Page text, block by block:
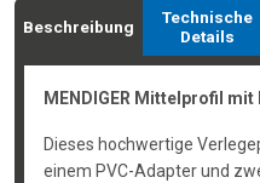
Beschreibung
Technische
Details
MENDIGER Mittelprofil
Dieses hochwertige
einem PVC-Adapter und